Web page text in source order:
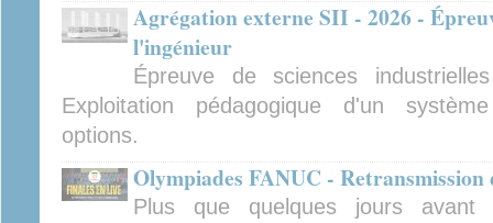
Agrégation externe SII - 2026 -
l'ingénieur
Épreuve de sciences
Exploitation pédagogique d'un
options.
Olympiades FANUC - Retransmission
Plus que quelques jours